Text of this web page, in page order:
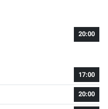
20:00
17:00
20:00